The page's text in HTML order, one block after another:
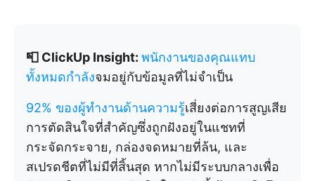
📮 ClickUp Insight: พนักงานของคุณแทบ
ทั้งหมดกำลังจมอยู่กับข้อมูลที่ไม่จำเป็น
92% ของผู้ทำงานด้านความรู้เสี่ยงต่อการสูญเสีย
การตัดสินใจที่สำคัญซึ่งถูกฝังอยู่ในแชทที่
กระจัดกระจาย, กล่องจดหมายที่ล้น, และ
สเปรดชีตที่ไม่มีที่สิ้นสุด หากไม่มีระบบกลางเพื่อ